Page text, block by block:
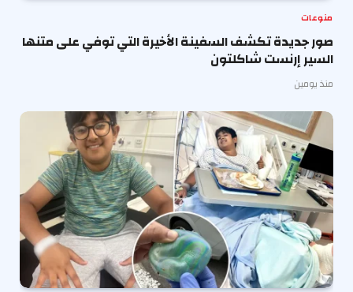
منوعات
صور جديدة تكشف السفينة الأخيرة التي توفي على متنها
السير إرنست شاكلتون
منذ يومين